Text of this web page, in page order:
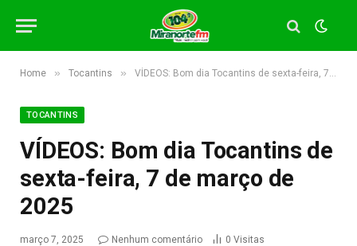
Home » Tocantins » VÍDEOS: Bom dia Tocantins de sexta-feira, 7 de março de 2025
TOCANTINS
VÍDEOS: Bom dia Tocantins de
sexta-feira, 7 de março de
2025
março 7, 2025 Nenhum comentário 0 Visitas